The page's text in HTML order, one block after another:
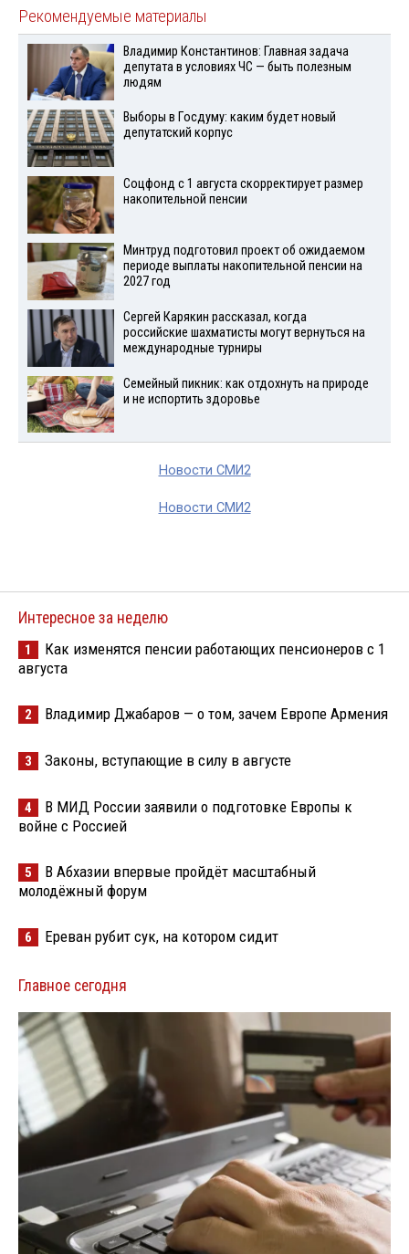
Рекомендуемые материалы
Владимир Константинов: Главная задача
депутата в условиях ЧС — быть полезным
людям
Выборы в Госдуму: каким будет новый
депутатский корпус
Соцфонд с 1 августа скорректирует размер
накопительной пенсии
Минтруд подготовил проект об ожидаемом
периоде выплаты накопительной пенсии на
2027 год
Сергей Карякин рассказал, когда
российские шахматисты могут вернуться на
международные турниры
Семейный пикник: как отдохнуть на природе
и не испортить здоровье
Новости СМИ2
Новости СМИ2
Интересное за неделю
1
Как изменятся пенсии работающих пенсионеров с 1
августа
2 Владимир Джабаров — о том, зачем Европе Армения
3 Законы, вступающие в силу в августе
4
В МИД России заявили о подготовке Европы к
войне с Россией
5
В Абхазии впервые пройдёт масштабный
молодёжный форум
6 Ереван рубит сук, на котором сидит
Главное сегодня